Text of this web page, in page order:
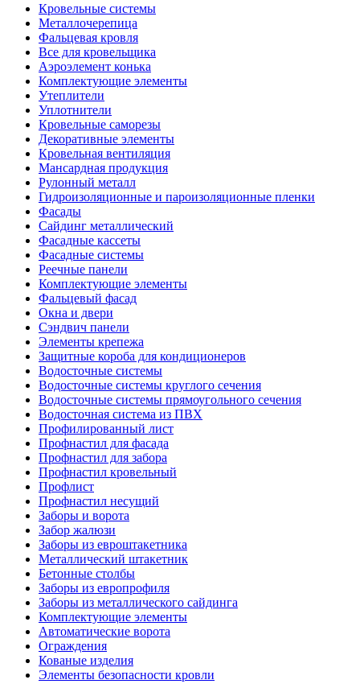
Кровельные системы
Металлочерепица
Фальцевая кровля
Все для кровельщика
Аэроэлемент конька
Комплектующие элементы
Утеплители
Уплотнители
Кровельные саморезы
Декоративные элементы
Кровельная вентиляция
Мансардная продукция
Рулонный металл
Гидроизоляционные и пароизоляционные пленки
Фасады
Сайдинг металлический
Фасадные кассеты
Фасадные системы
Реечные панели
Комплектующие элементы
Фальцевый фасад
Окна и двери
Сэндвич панели
Элементы крепежа
Защитные короба для кондиционеров
Водосточные системы
Водосточные системы круглого сечения
Водосточные системы прямоугольного сечения
Водосточная система из ПВХ
Профилированный лист
Профнастил для фасада
Профнастил для забора
Профнастил кровельный
Профлист
Профнастил несущий
Заборы и ворота
Забор жалюзи
Заборы из евроштакетника
Металлический штакетник
Бетонные столбы
Заборы из европрофиля
Заборы из металлического сайдинга
Комплектующие элементы
Автоматические ворота
Ограждения
Кованые изделия
Элементы безопасности кровли